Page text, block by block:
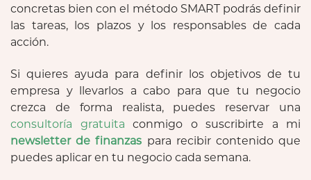
concretas bien con el método SMART podrás definir
las tareas, los plazos y los responsables de cada
acción.
Si quieres ayuda para definir los objetivos de tu
empresa y llevarlos a cabo para que tu negocio
crezca de forma realista, puedes reservar una
consultoría gratuita conmigo o suscribirte a mi
newsletter de finanzas para recibir contenido que
puedes aplicar en tu negocio cada semana.